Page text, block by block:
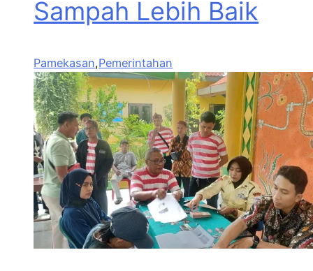
Sampah Lebih Baik
Pamekasan,Pemerintahan